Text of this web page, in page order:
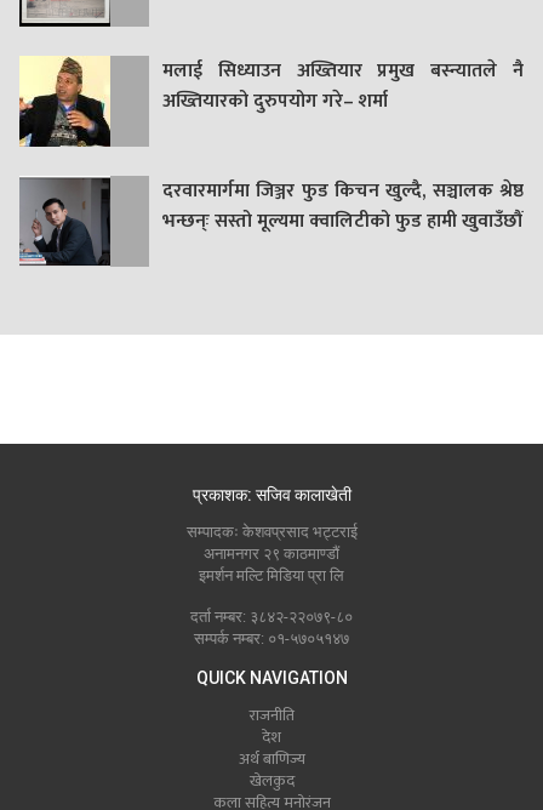
मलाई सिध्याउन अख्तियार प्रमुख बस्न्यातले नै
अख्तियारको दुरुपयोग गरे– शर्मा
दरवारमार्गमा जिञ्जर फुड किचन खुल्दै, सञ्चालक श्रेष्ठ
भन्छन्ः सस्तो मूल्यमा क्वालिटीको फुड हामी खुवाउँछौं
प्रकाशक: सजिव कालाखेती
सम्पादकः केशवप्रसाद भट्टराई
अनामनगर २९ काठमाण्डौं
इमर्शन मल्टि मिडिया प्रा लि
दर्ता नम्बर: ३८४२-२२०७९-८०
सम्पर्क नम्बर: ०१-५७०५१४७
QUICK NAVIGATION
राजनीति
देश
अर्थ बाणिज्य
खेलकुद
कला सहित्य मनोरंजन